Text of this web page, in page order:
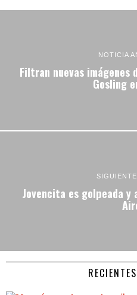
NOTICIA
Filtran nuevas imágenes
Gosling
Jovencita es golpeada y